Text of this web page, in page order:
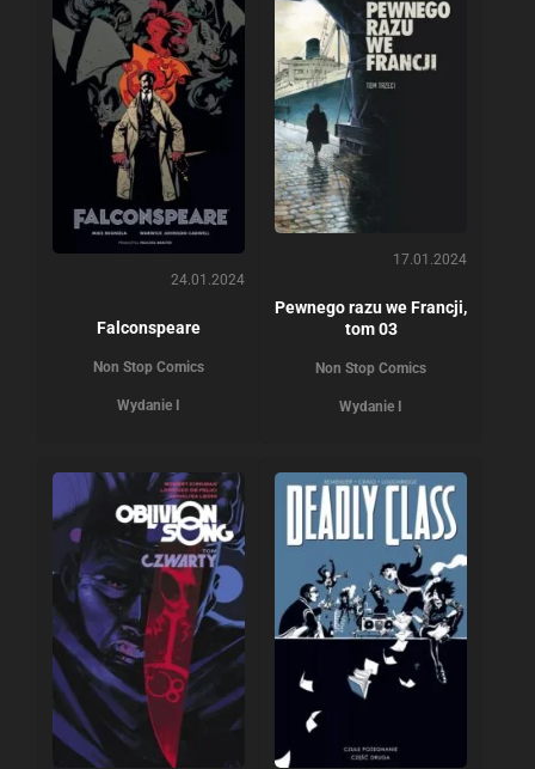
24.01.2024
Falconspeare
Non Stop Comics
Wydanie I
17.01.2024
Pewnego razu we Francji,
tom 03
Non Stop Comics
Wydanie I